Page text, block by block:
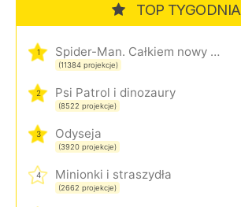
TOP TYGODNIA
1 Spider-Man. Całkiem nowy dzień
(11384 projekcje)
2 Psi Patrol i dinozaury
(8522 projekcje)
3 Odyseja
(3920 projekcje)
4 Minionki i straszydła
(2662 projekcje)